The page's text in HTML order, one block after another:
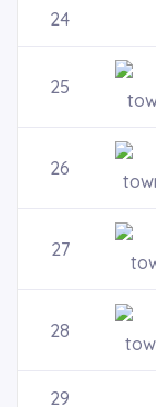
24
25
26
27
28
29